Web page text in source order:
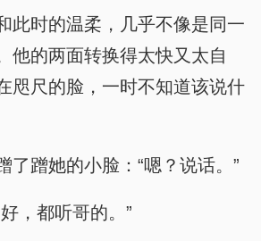
此时的温柔，几乎不像是同一
他的两面转换得太快又太自
咫尺的脸，一时不知道该说什
了蹭她的小脸：“嗯？说话。”
，都听哥的。”